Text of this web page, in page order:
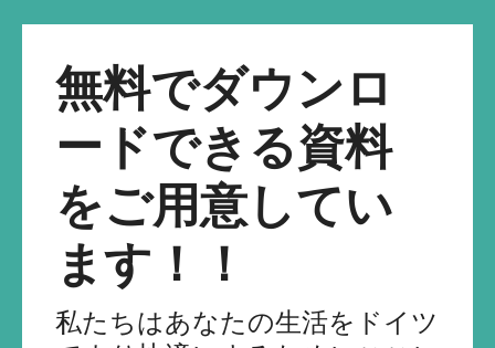
無料でダウンロ
ードできる資料
をご用意してい
ます！！
私たちはあなたの生活をドイツ